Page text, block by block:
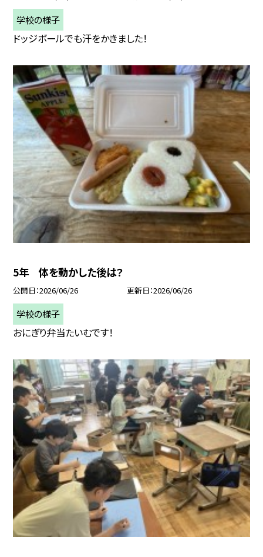
学校の様子
ドッジボールでも汗をかきました！
5年 体を動かした後は？
公開日 2026/06/26 更新日 2026/06/26
学校の様子
おにぎり弁当たいむです！